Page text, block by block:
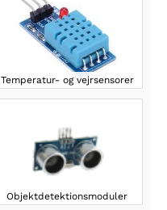
Temperatur- og vejrsensorer
Objektdetektionsmoduler